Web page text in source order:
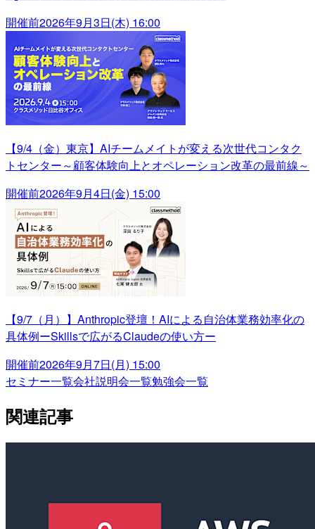
開催前2026年9月3日(木) 16:00
【9/4（金）東京】AIチームメイトが変える次世代コンタク
トセンター～顧客体験向上とオペレーション改革の最前線～
開催前2026年9月4日(金) 15:00
【9/7（月）】Anthropic登壇！AIによる自治体業務効率化の
具体例ーSkillsで広がるClaudeの使い方ー
開催前2026年9月7日(月) 15:00
セミナー一覧会社説明会一覧勉強会一覧
関連記事